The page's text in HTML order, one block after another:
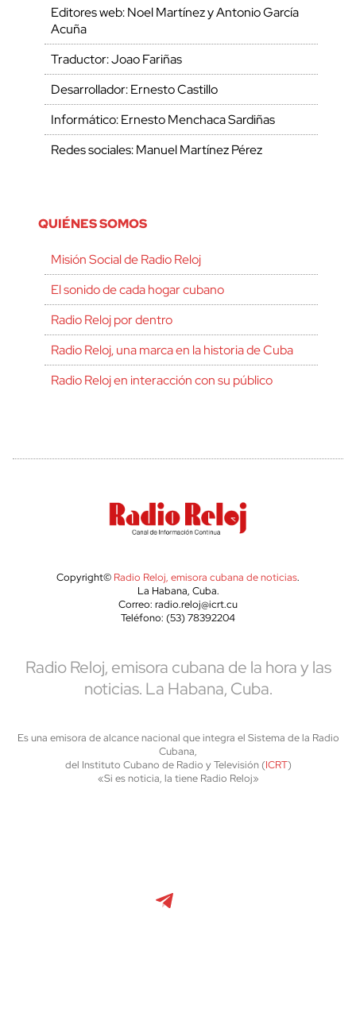
Editores web: Noel Martínez y Antonio García
Acuña
Traductor: Joao Fariñas
Desarrollador: Ernesto Castillo
Informático: Ernesto Menchaca Sardiñas
Redes sociales: Manuel Martínez Pérez
QUIÉNES SOMOS
Misión Social de Radio Reloj
El sonido de cada hogar cubano
Radio Reloj por dentro
Radio Reloj, una marca en la historia de Cuba
Radio Reloj en interacción con su público
Copyright© Radio Reloj, emisora cubana de noticias.
La Habana, Cuba.
Correo: radio.reloj@icrt.cu
Teléfono: (53) 78392204
Radio Reloj, emisora cubana de la hora y las
noticias. La Habana, Cuba.
Es una emisora de alcance nacional que integra el Sistema de la Radio
Cubana,
del Instituto Cubano de Radio y Televisión (ICRT)
«Si es noticia, la tiene Radio Reloj»